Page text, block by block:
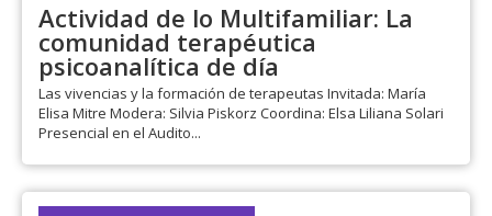
Actividad de lo Multifamiliar: La
comunidad terapéutica
psicoanalítica de día
Las vivencias y la formación de terapeutas Invitada: María
Elisa Mitre Modera: Silvia Piskorz Coordina: Elsa Liliana Solari
Presencial en el Audito...